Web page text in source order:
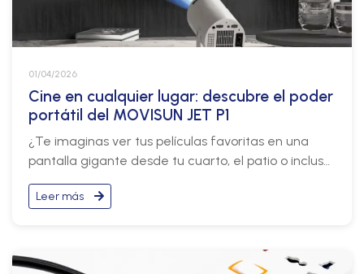
01/04/2026
Cine en cualquier lugar: descubre el poder
portátil del MOVISUN JET P1
¿Te imaginas ver tus películas favoritas en una
pantalla gigante desde tu cuarto, el patio o incluso
en un viaje? Hoy eso ya no es complicado ni caro.
Con el MOVISUN JET P1, puedes transformar
Leer más